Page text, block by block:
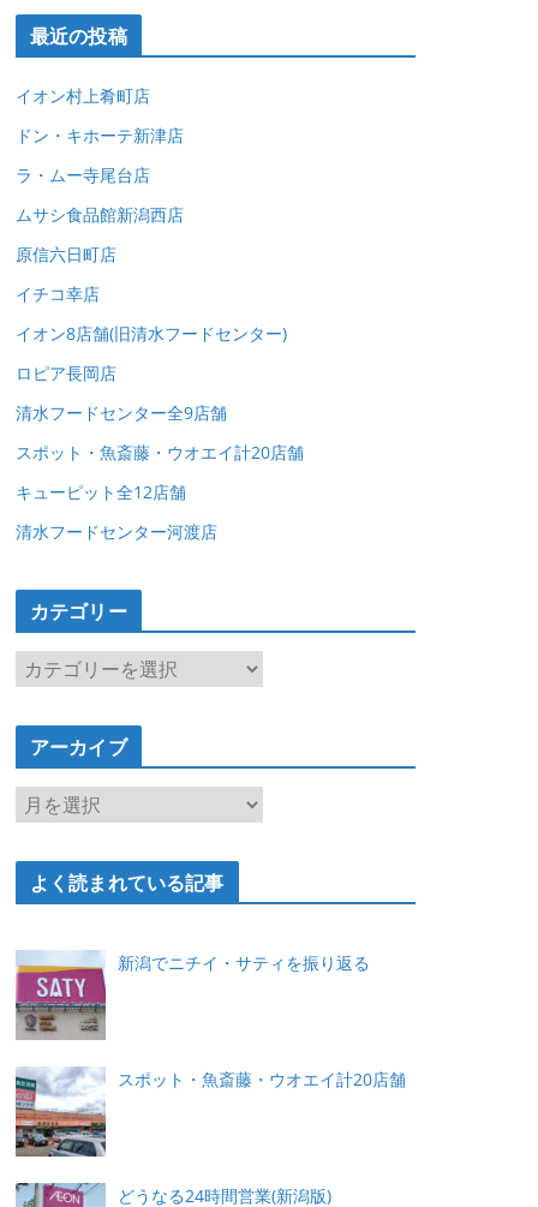
最近の投稿
イオン村上肴町店
ドン・キホーテ新津店
ラ・ムー寺尾台店
ムサシ食品館新潟西店
原信六日町店
イチコ幸店
イオン8店舗(旧清水フードセンター)
ロピア長岡店
清水フードセンター全9店舗
スポット・魚斎藤・ウオエイ計20店舗
キューピット全12店舗
清水フードセンター河渡店
カテゴリー
カ
ゴ
ー
アーカイブ
ア
カ
よく読まれている記事
新潟でニチイ・サティを振り返る
スポット・魚斎藤・ウオエイ計20店舗
どうなる24時間営業(新潟版)